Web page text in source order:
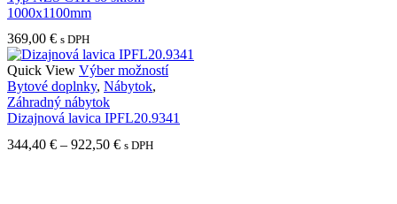
1000x1100mm
369,00 € s DPH
Quick View Výber možnostíTento
viacero
Bytové doplnky, Nábytok,
Záhradný nábytok
Dizajnová lavica IPFL20.9341
344,40 € – 922,50 €Price
s DPH